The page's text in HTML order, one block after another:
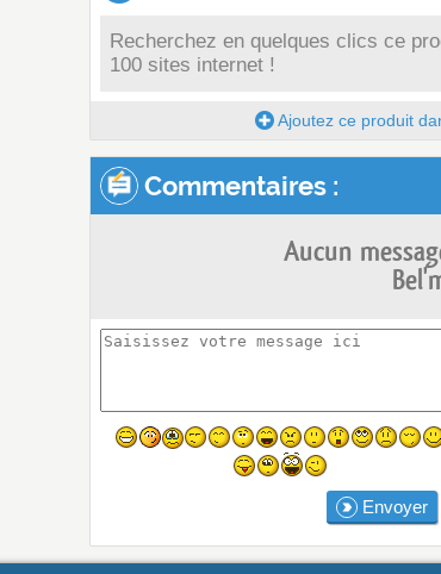
Recherchez en quelques clics ce
100 sites internet !
Ajoutez ce produit
Commentaires :
Aucun
Envoyer